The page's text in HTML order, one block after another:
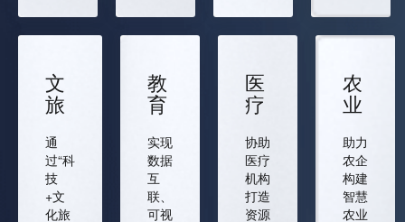
文
旅
通
过“科
技
+文
化旅
教
育
实现
数据
互
联、
可视
医
疗
协助
医疗
机构
打造
资源
农
业
助力
农企
构建
智慧
农业